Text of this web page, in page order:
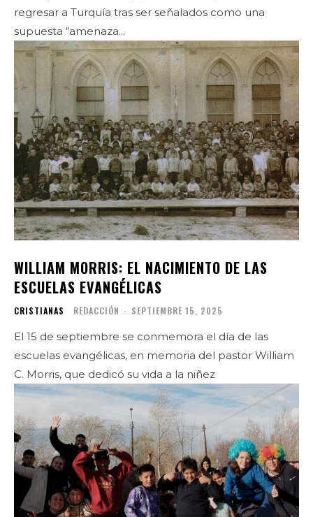
regresar a Turquía tras ser señalados como una
supuesta “amenaza...
WILLIAM MORRIS: EL NACIMIENTO DE LAS
ESCUELAS EVANGÉLICAS
CRISTIANAS REDACCIÓN - SEPTIEMBRE 15, 2025
El 15 de septiembre se conmemora el día de las
escuelas evangélicas, en memoria del pastor William
C. Morris, que dedicó su vida a la niñez